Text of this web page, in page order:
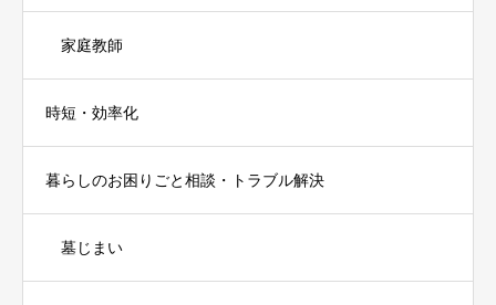
家庭教師
時短・効率化
暮らしのお困りごと相談・トラブル解決
墓じまい